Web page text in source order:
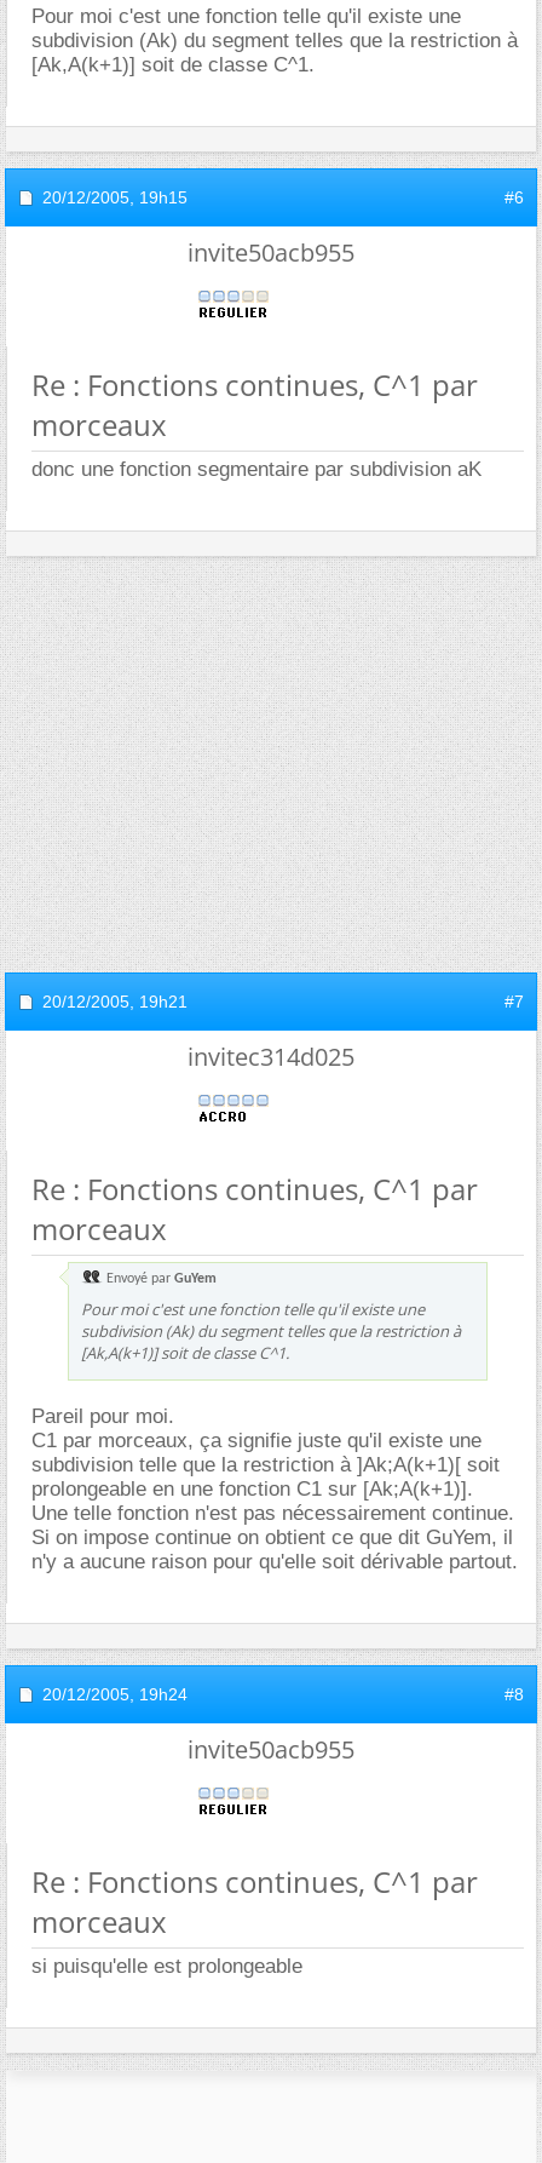
Pour moi c'est une fonction telle qu'il existe une
subdivision (Ak) du segment telles que la restriction à
[Ak,A(k+1)] soit de classe C^1.
20/12/2005, 19h15 #6
invite50acb955
Re : Fonctions continues, C^1 par
morceaux
donc une fonction segmentaire par subdivision aK
20/12/2005, 19h21 #7
invitec314d025
Re : Fonctions continues, C^1 par
morceaux
Envoyé par GuYem
Pour moi c'est une fonction telle qu'il existe une
subdivision (Ak) du segment telles que la restriction à
[Ak,A(k+1)] soit de classe C^1.
Pareil pour moi.
C1 par morceaux, ça signifie juste qu'il existe une
subdivision telle que la restriction à ]Ak;A(k+1)[ soit
prolongeable en une fonction C1 sur [Ak;A(k+1)].
Une telle fonction n'est pas nécessairement continue.
Si on impose continue on obtient ce que dit GuYem, il
n'y a aucune raison pour qu'elle soit dérivable partout.
20/12/2005, 19h24 #8
invite50acb955
Re : Fonctions continues, C^1 par
morceaux
si puisqu'elle est prolongeable